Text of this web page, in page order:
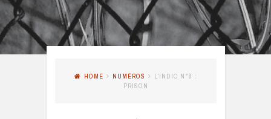
HOME NUMÉROS
L’INDIC N°8 :
PRISON